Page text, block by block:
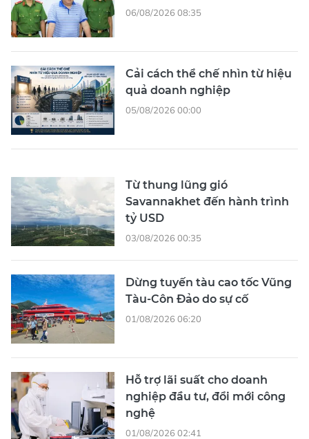
06/08/2026 08:35
Cải cách thể chế nhìn từ hiệu
quả doanh nghiệp
05/08/2026 00:00
Từ thung lũng gió
Savannakhet đến hành trình
tỷ USD
03/08/2026 00:35
Dừng tuyến tàu cao tốc Vũng
Tàu-Côn Đảo do sự cố
01/08/2026 06:20
Hỗ trợ lãi suất cho doanh
nghiệp đầu tư, đổi mới công
nghệ
01/08/2026 02:41